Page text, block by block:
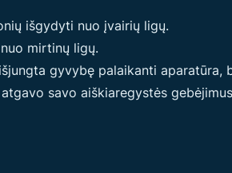
išgydyti nuo įvairių ligų.
mirtinų ligų.
gyvybę palaikanti aparatūra,
savo aiškiaregystės